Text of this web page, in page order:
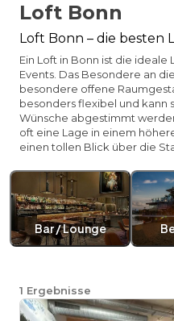
Loft Bonn
Loft Bonn – die besten
Ein Loft in Bonn ist die
Events. Das Besondere an
besondere offene
besonders flexibel und kann
Wünsche abgestimmt
oft eine Lage in einem
einen tollen Blick über die
Bar / Lounge
1 Ergebnisse